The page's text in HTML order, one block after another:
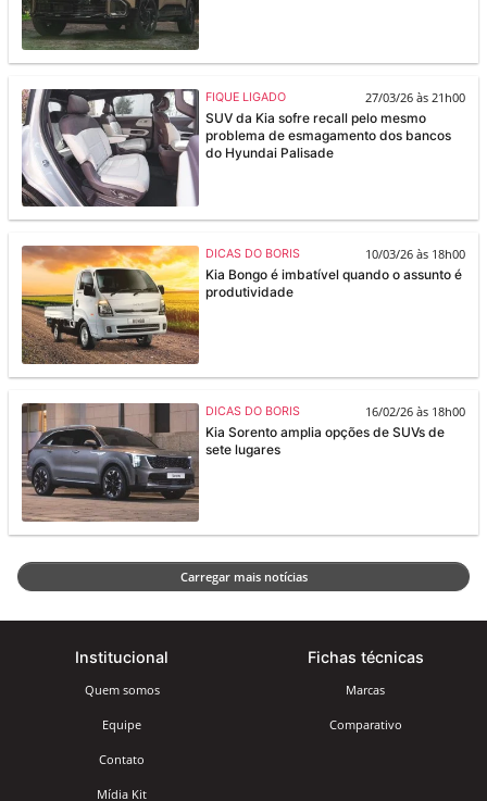
FIQUE LIGADO
27/03/26 às 21h00
SUV da Kia sofre recall pelo mesmo
problema de esmagamento dos bancos
do Hyundai Palisade
DICAS DO BORIS
10/03/26 às 18h00
Kia Bongo é imbatível quando o assunto é
produtividade
DICAS DO BORIS
16/02/26 às 18h00
Kia Sorento amplia opções de SUVs de
sete lugares
Carregar mais notícias
Institucional
Quem somos
Equipe
Contato
Mídia Kit
Fichas técnicas
Marcas
Comparativo